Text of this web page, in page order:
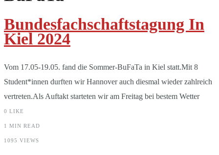
Bundesfachschaftstagung In
Kiel 2024
Vom 17.05-19.05. fand die Sommer-BuFaTa in Kiel statt.Mit 8
Student*innen durften wir Hannover auch diesmal wieder zahlreich
vertreten.Als Auftakt starteten wir am Freitag bei bestem Wetter
0 LIKE
1 MIN READ
1095 VIEWS